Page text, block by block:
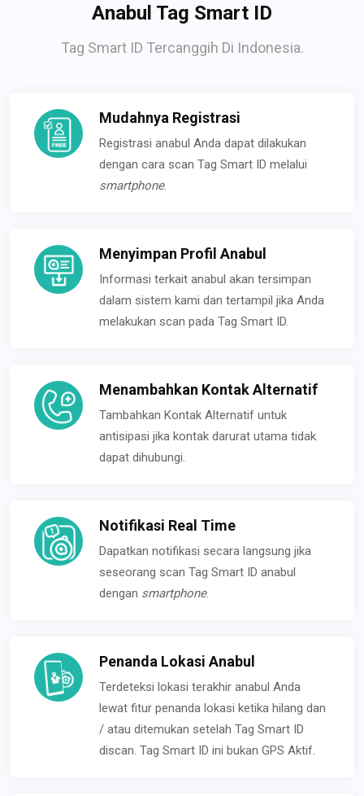
Anabul Tag Smart ID
Tag Smart ID Tercanggih Di Indonesia.
Mudahnya Registrasi
Registrasi anabul Anda dapat dilakukan
dengan cara scan Tag Smart ID melalui
smartphone.
Menyimpan Profil Anabul
Informasi terkait anabul akan tersimpan
dalam sistem kami dan tertampil jika Anda
melakukan scan pada Tag Smart ID.
Menambahkan Kontak Alternatif
Tambahkan Kontak Alternatif untuk
antisipasi jika kontak darurat utama tidak
dapat dihubungi.
Notifikasi Real Time
Dapatkan notifikasi secara langsung jika
seseorang scan Tag Smart ID anabul
dengan smartphone.
Penanda Lokasi Anabul
Terdeteksi lokasi terakhir anabul Anda
lewat fitur penanda lokasi ketika hilang dan
/ atau ditemukan setelah Tag Smart ID
discan. Tag Smart ID ini bukan GPS Aktif.